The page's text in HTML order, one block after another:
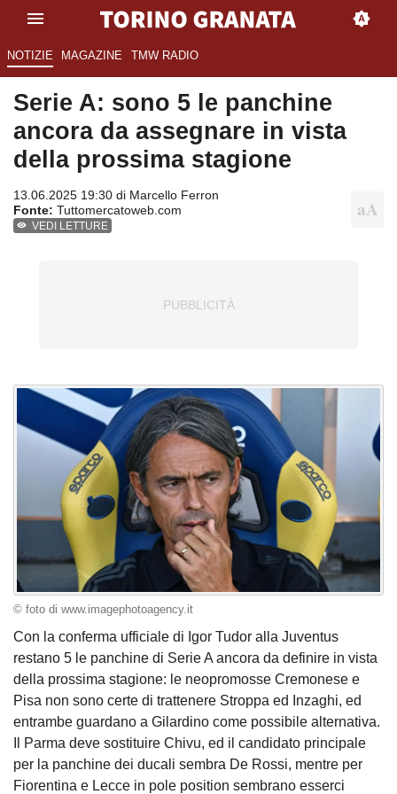
NOTIZIE MAGAZINE TMW RADIO
Serie A: sono 5 le panchine
ancora da assegnare in vista
della prossima stagione
13.06.2025 19:30 di Marcello Ferron
Fonte: Tuttomercatoweb.com
VEDI LETTURE
© foto di www.imagephotoagency.it
Con la conferma ufficiale di Igor Tudor alla Juventus
restano 5 le panchine di Serie A ancora da definire in vista
della prossima stagione: le neopromosse Cremonese e
Pisa non sono certe di trattenere Stroppa ed Inzaghi, ed
entrambe guardano a Gilardino come possibile alternativa.
Il Parma deve sostituire Chivu, ed il candidato principale
per la panchine dei ducali sembra De Rossi, mentre per
Fiorentina e Lecce in pole position sembrano esserci